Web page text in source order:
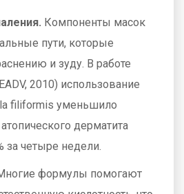
Компоненты масок
пути, которые
и зуду. В работе
2010) использование
filiformis уменьшило
дерматита
за четыре недели.
формулы помогают